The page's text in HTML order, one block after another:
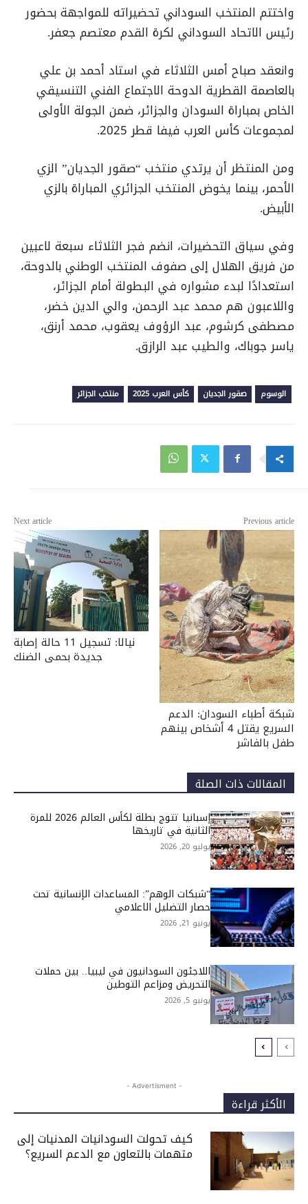
واختتم المنتخب السوداني تحضيراته للمواجهة بحضور
رئيس الاتحاد السوداني لكرة القدم معتصم جعفر.
وانعقد صباح أمس الثلاثاء في استاد أحمد بن علي
بالعاصمة القطرية الدوحة الاجتماع الفني التنسيقي
الخاص بمباراة السودان والجزائر، ضمن الجولة الأولى
لمجموعات كأس العرب فيفا قطر 2025.
ومن المنتظر أن يرتدي منتخب “صقور الجديان” الزي
الأحمر، بينما يخوض المنتخب الجزائري المباراة بالزي
الأبيض.
وفي سياق التحضيرات، انضم فجر الثلاثاء سبعة لاعبين
من فريق الهلال إلى صفوف المنتخب الوطني بالدوحة،
استعدادًا لبدء مشواره في البطولة أمام الجزائر،
واللاعبون هم محمد عبد الرحمن، والي الدين خضر،
مصطفى كرشوم، عبد الرؤوف يعقوب، محمد أرنق،
ياسر جوباك، والطيب عبد الرازق.
الوسوم صقور الجديان كأس العرب 2025 منتخب الجزائر
Previous article
شبكة أطباء السودان: الدعم
السريع يقتل 4 أشخاص بينهم
طفل بالفاشر
Next article
نيالا: تسجيل 11 حالة إصابة
جديدة بحمى الضنك
المقالات ذات الصلة
إسبانيا تتوج بطلة لكأس العالم 2026 للمرة
الثانية في تاريخها
يوليو 20, 2026
“شبكات الوهم”: المساعدات الإنسانية تحت
حصار التضليل الاعلامي
يونيو 21, 2026
اللاجئون السودانيون في ليبيا.. بين حملات
التحريض ومزاعم التوطين
يونيو 5, 2026
- Advertisment -
الأكثر قراءة
كيف تحولت السودانيات المدنيات إلى
متهمات بالتعاون مع الدعم السريع؟